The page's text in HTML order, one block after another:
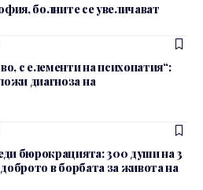
болните се увеличават
с елементи на психопатия“:
диагноза на
бюрокрацията: 300 души на 3
в борбата за живота на